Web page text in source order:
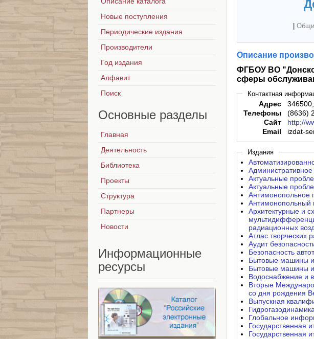
Описание
ФГБОУ ВО
сферы
Контактная
Адрес
Телефоны
(8636)
Сайт
http://
Email
izdat-
Издания
Актуальные
Актуальные
Антимонопольное
Антимонопольный
Архитектурные и
радиационных
Атлас творческих
Аудит
Безопасность
Бытовые машины
Бытовые машины
Водоснабжение и
Вторые
со дня рождения
Выпускная
Глобальное
Государственная
Государственная
Новые поступления
Периодические издания
Производители
Год издания
Алфавит
Поиск
Основные разделы
Главная
Деятельность
Библиотека
Проекты
Структура
Партнеры
Новости
Информационные
ресурсы